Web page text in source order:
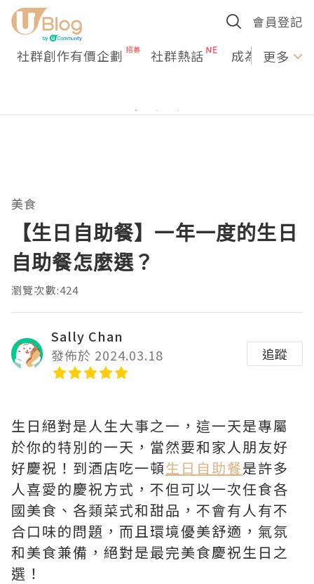
會員登記
社群創作有價企劃 社群熱話 成為U更多
美食
【生日自助餐】一年一度的生日
自助餐怎麼選？
瀏覽次數:424
Sally Chan
發佈於 2024.03.18
追蹤
生日絕對是人生大事之一，這一天是專屬
於你的特別的一天，當然要和家人朋友好
好慶祝！到酒店吃一頓生日自助餐是許多
人喜愛的慶祝方式，不但可以一次任食各
國美食、各類菜式和甜品，不會有人有不
合口味的問題，而且環境優美舒適，氣氛
和美食兼備，絕對是最完美食慶祝生日之
選！